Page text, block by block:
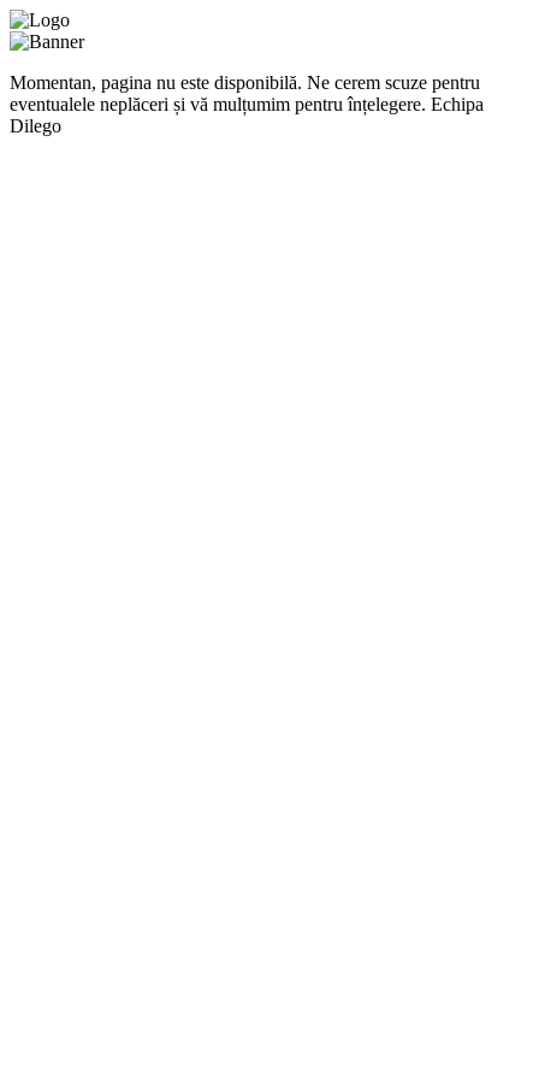
Momentan, pagina nu este disponibilă. Ne cerem scuze pentru
eventualele neplăceri și vă mulțumim pentru înțelegere. Echipa
Dilego